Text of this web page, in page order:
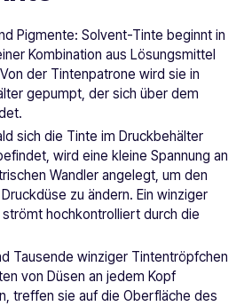
Pigmente: Solvent-Tinte beginnt in
Kombination aus Lösungsmittel
der Tintenpatrone wird sie in
gepumpt, der sich über dem
sich die Tinte im Druckbehälter
wird eine kleine Spannung an
Wandler angelegt, um den
zu ändern. Ein winziger
hochkontrolliert durch die
Tausende winziger Tintentröpfchen
von Düsen an jedem Kopf
treffen sie auf die Oberfläche des